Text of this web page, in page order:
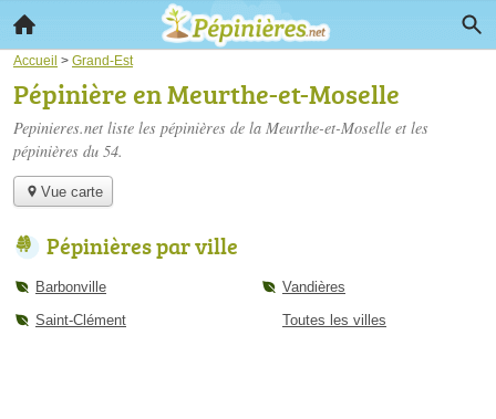
Accueil > Grand-Est
Pépinière en Meurthe-et-Moselle
Pepinieres.net liste les pépinières de la Meurthe-et-Moselle et les
pépinières du 54.
Vue carte
Pépinières par ville
Barbonville
Saint-Clément
Vandières
Toutes les villes